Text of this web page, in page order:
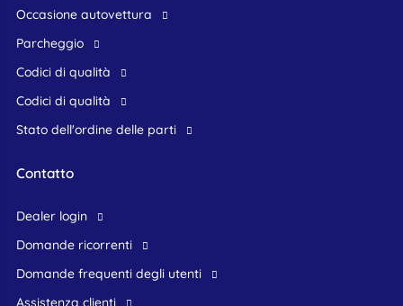
occasione autovettura
Parcheggio
Codici di qualità
Codici di qualità
Stato dell'ordine delle parti
Contatto
dealer login
domande ricorrenti
domande frequenti degli utenti
assistenza clienti